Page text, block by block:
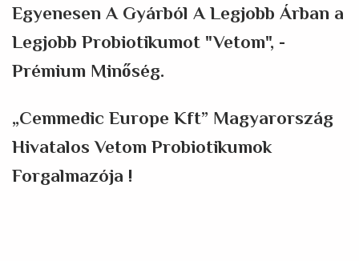
Egyenesen A Gyárból A Legjobb Árban a
Legjobb Probiotikumot "Vetom", -
Prémium Minőség.
„Cemmedic Europe Kft” Magyarország
HivatalosVetom Probiotikumok
Forgalmazója !